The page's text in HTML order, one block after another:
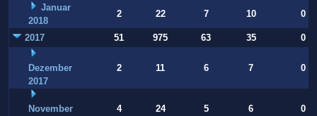
Januar
2018
2 22 7 10 0
2017 51 975 63 35 0
Dezember
2017
2 11 6 7 0
November
4 24 5 6 0